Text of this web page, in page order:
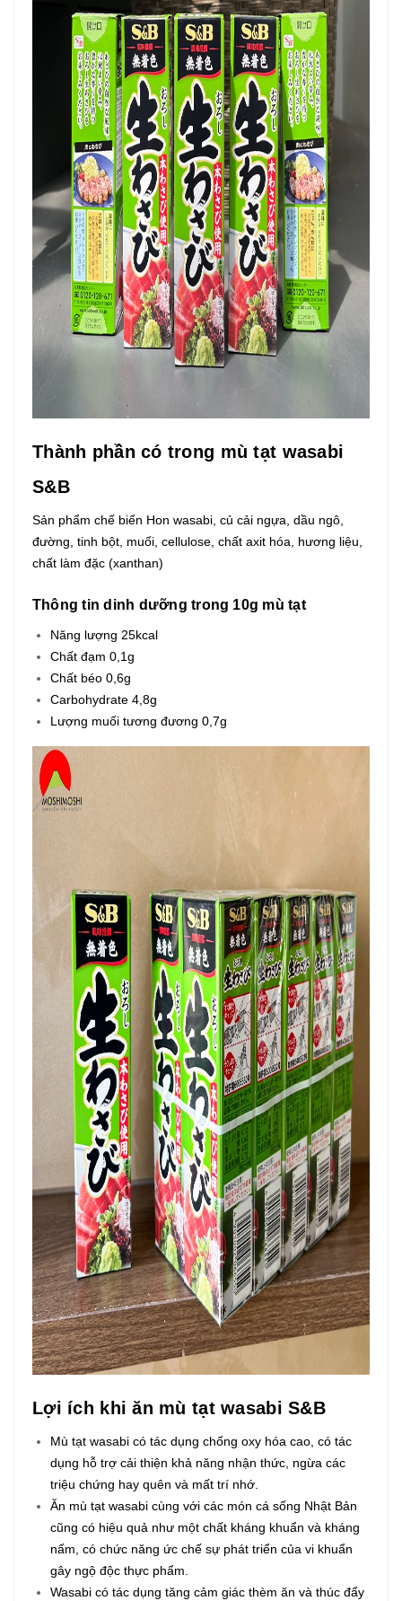
Thành phần có trong mù tạt wasabi
S&B
Sản phẩm chế biến Hon wasabi, củ cải ngựa, dầu ngô,
đường, tinh bột, muối, cellulose, chất axit hóa, hương liệu,
chất làm đặc (xanthan)
Thông tin dinh dưỡng trong 10g mù tạt
Năng lượng 25kcal
Chất đạm 0,1g
Chất béo 0,6g
Carbohydrate 4,8g
Lượng muối tương đương 0,7g
Lợi ích khi ăn mù tạt wasabi S&B
Mù tạt wasabi có tác dụng chống oxy hóa cao, có tác
dụng hỗ trợ cải thiện khả năng nhận thức, ngừa các
triệu chứng hay quên và mất trí nhớ.
Ăn mù tạt wasabi cùng với các món cá sống Nhật Bản
cũng có hiệu quả như một chất kháng khuẩn và kháng
nấm, có chức năng ức chế sự phát triển của vi khuẩn
gây ngộ độc thực phẩm.
Wasabi có tác dụng tăng cảm giác thèm ăn và thúc đẩy